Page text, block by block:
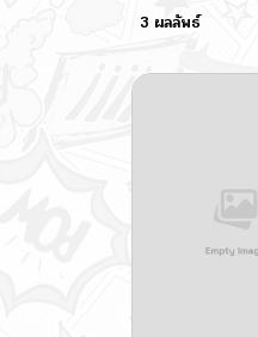
3 ผลลัพธ์